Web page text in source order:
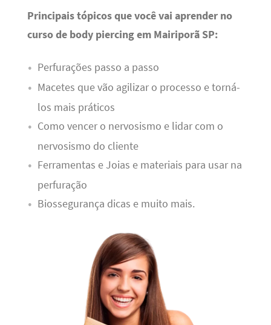
Principais tópicos que você vai aprender no
curso de body piercing em Mairiporã SP:
Perfurações passo a passo
Macetes que vão agilizar o processo e torná-
los mais práticos
Como vencer o nervosismo e lidar com o
nervosismo do cliente
Ferramentas e Joias e materiais para usar na
perfuração
Biossegurança dicas e muito mais.